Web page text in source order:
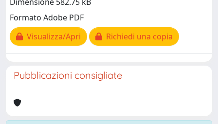
Formato Adobe PDF
Visualizza/Apri
Richiedi una copia
Pubblicazioni consigliate